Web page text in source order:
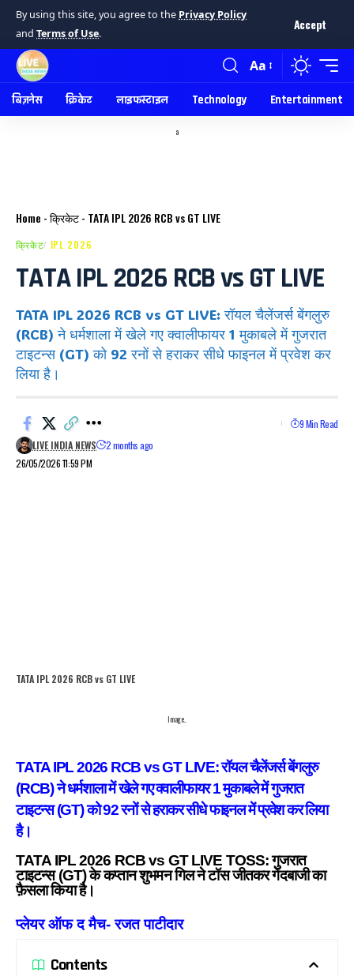
By using this site, you agree to the Privacy Policy
and Terms of Use.
Accept
Aa
बिज़नेस क्रिकेट लाइफस्टाइल Technology Entertainment
a
Home -क्रिकेट- TATA IPL 2026 RCB vs GT LIVE
क्रिकेट IPL 2026
TATA IPL 2026 RCB vs GT LIVE
TATA IPL 2026 RCB vs GT LIVE: रॉयल चैलेंजर्स बेंगलुरु
(RCB) ने धर्मशाला में खेले गए क्वालीफायर 1 मुकाबले में गुजरात
टाइटन्स (GT) को 92 रनों से हराकर सीधे फाइनल में प्रवेश कर
लिया है।
26/05/2026 11:59 PM
LIVE INDIA NEWS 2 months ago
9 Min Read
TATA IPL 2026 RCB vs GT LIVE
Image..
TATA IPL 2026 RCB vs GT LIVE: रॉयल चैलेंजर्स बेंगलुरु
(RCB) ने धर्मशाला में खेले गए क्वालीफायर 1 मुकाबले में गुजरात
टाइटन्स (GT) को 92 रनों से हराकर सीधे फाइनल में प्रवेश कर लिया
है।
TATA IPL 2026 RCB vs GT LIVE TOSS: गुजरात
टाइटन्स (GT) के कप्तान शुभमन गिल ने टॉस जीतकर गेंदबाजी का
फ़ैसला किया है।
प्लेयर ऑफ द मैच- रजत पाटीदार
Contents